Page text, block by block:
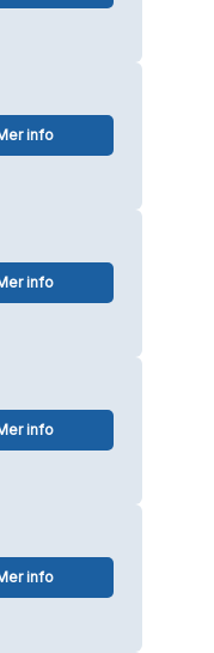
info
info
info
info